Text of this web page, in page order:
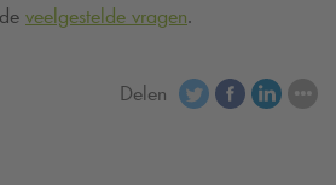
veelgestelde vragen.
Delen